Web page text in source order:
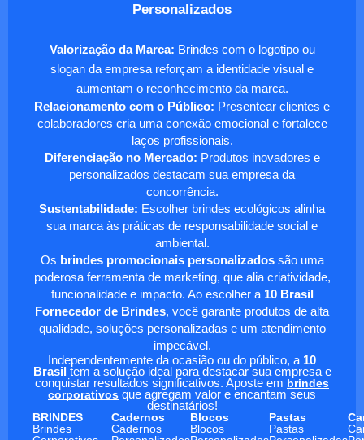
Personalizados
Valorização da Marca: Brindes com o logotipo ou
slogan da empresa reforçam a identidade visual e
aumentam o reconhecimento da marca.
Relacionamento com o Público: Presentear clientes e
colaboradores cria uma conexão emocional e fortalece
laços profissionais.
Diferenciação no Mercado: Produtos inovadores e
personalizados destacam sua empresa da
concorrência.
Sustentabilidade: Escolher brindes ecológicos alinha
sua marca às práticas de responsabilidade social e
ambiental.
Os brindes promocionais personalizadossão uma
poderosa ferramenta de marketing, que alia criatividade,
funcionalidade e impacto. Ao escolher a 10 Brasil
Fornecedor de Brindes, você garante produtos de alta
qualidade, soluções personalizadas e um atendimento
impecável.
Independentemente da ocasião ou do público, a 10
Brasil tem a solução ideal para destacar sua empresa e
conquistar resultados significativos. Aposte em brindes
corporativos que agregam valor e encantam seus
destinatários!
BRINDES
Cadernos Blocos Pastas
Brindes
Cadernos
Blocos
Pastas